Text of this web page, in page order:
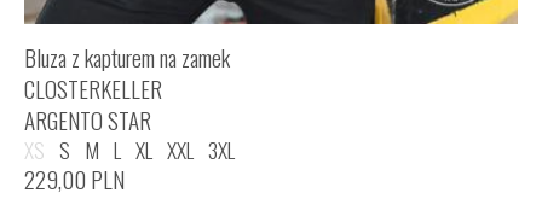
Bluza z kapturem na zamek
CLOSTERKELLER
ARGENTO STAR
XS S M L XL XXL 3XL
229,00 PLN